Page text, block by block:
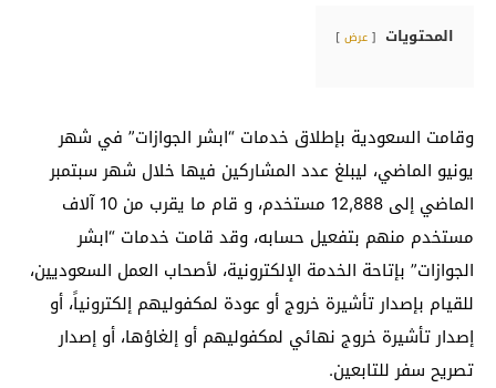
المحتويات عرض
وقامت السعودية بإطلاق خدمات “ابشر الجوازات” في شهر
يونيو الماضي، ليبلغ عدد المشاركين فيها خلال شهر سبتمبر
الماضي إلى 12,888 مستخدم، و قام ما يقرب من 10 آلاف
مستخدم منهم بتفعيل حسابه، وقد قامت خدمات “ابشر
الجوازات” بإتاحة الخدمة الإلكترونية، لأصحاب العمل السعوديين،
للقيام بإصدار تأشيرة خروج أو عودة لمكفوليهم إلكترونياً، أو
إصدار تأشيرة خروج نهائي لمكفوليهم أو إلغاؤها، أو إصدار
تصريح سفر للتابعين.